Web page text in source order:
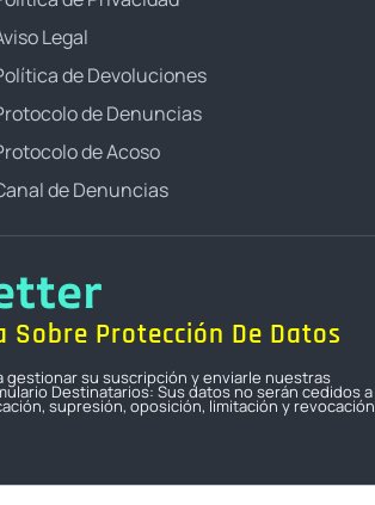
Legal
de Devoluciones
de Denuncias
de Acoso
de Denuncias
Protección De Datos
gestionar su suscripción y enviarle nuestras
Destinatarios: Sus datos no serán cedidos a
supresión, oposición, limitación y revocación